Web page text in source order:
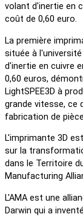
La première
située à
d'inertie en cuivre
0,60 euros,
LightSPEE3D à
grande vitesse, ce
fabrication de
L'imprimante 3D
sur la
dans le Territoire
Manufacturing
L'AMA est une
Darwin qui a